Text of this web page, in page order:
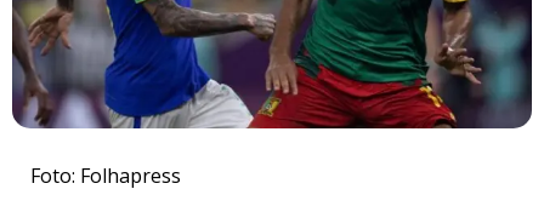
Foto: Folhapress